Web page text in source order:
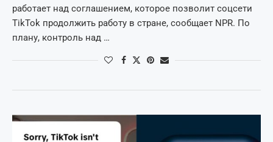
работает над соглашением, которое позволит соцсети
TikTok продолжить работу в стране, сообщает NPR. По
плану, контроль над …